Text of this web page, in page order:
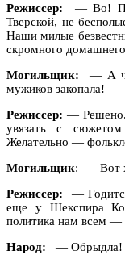
Режиссер: — Во!
Тверской, не
Наши милые
скромного
Могильщик:— А
мужиков закопала!
Режиссер: — Решено.
увязать с
Желательно —
Могильщик: — Вот
Режиссер: —
еще у Шекспира
политика нам всем —
Народ:
— Обрыдла!